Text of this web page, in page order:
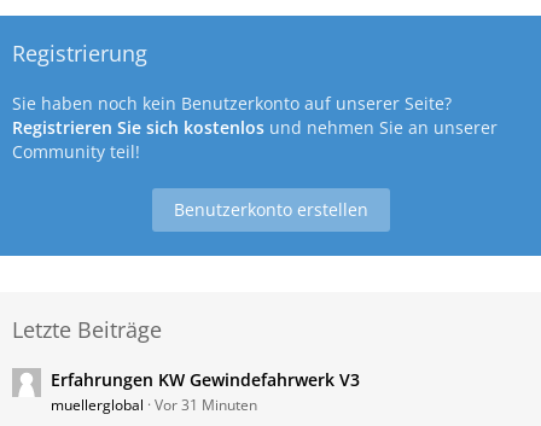
Registrierung
Sie haben noch kein Benutzerkonto auf unserer Seite?
Registrieren Sie sich kostenlos und nehmen Sie an unserer
Community teil!
Benutzerkonto erstellen
Letzte Beiträge
Erfahrungen KW Gewindefahrwerk V3
muellerglobal Vor 31 Minuten